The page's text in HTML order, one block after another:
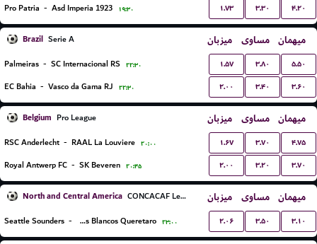
Pro Patria - Asd Imperia 1923 ۱۹:۳۰ ۱.۷۳ ۳.۳۰ ۴.۲۰
Brazil Serie A میزبان مساوی میهمان
Palmeiras - SC Internacional RS ۲۲:۳۰ ۱.۵۷ ۳.۸۰ ۵.۵۰
EC Bahia - Vasco da Gama RJ ۲۲:۳۰ ۲.۰۰ ۳.۴۰ ۳.۶۰
Belgium Pro League میزبان مساوی میهمان
RSC Anderlecht - RAAL La Louviere ۲۰:۰۰ ۱.۶۷ ۳.۷۰ ۴.۷۵
Royal Antwerp FC - SK Beveren ۲۰:۴۵ ۲.۰۰ ۳.۲۰ ۳.۷۰
North and Central America CONCACAF Leagues Cup میزبان مساوی میهمان
Seattle Sounders - Gallos Blancos Queretaro ۲۳:۰۰ ۲.۰۶ ۳.۵۰ ۳.۱۰